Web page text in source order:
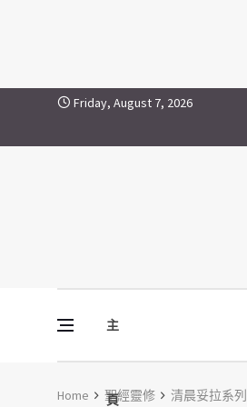
Skip to contentFriday, August 7, 2026
主
頁
Vine Media
葡萄樹傳媒
Home 聖經靈修 清晨妥拉系列